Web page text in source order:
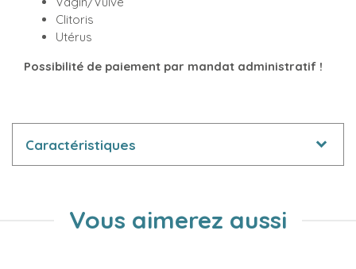
Clitoris
Utérus
Possibilité de paiement par mandat administratif !
Caractéristiques
Vous aimerez aussi